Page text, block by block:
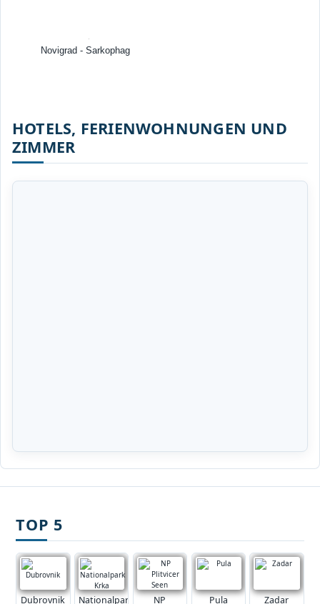
Novigrad - Sarkophag
HOTELS, FERIENWOHNUNGEN UND
ZIMMER
TOP 5
Dubrovnik Nationalpark NP Pula Zadar